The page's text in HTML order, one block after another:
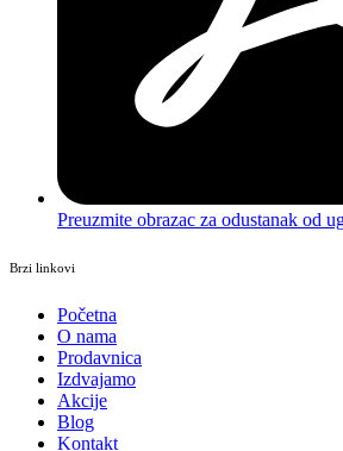
Preuzmite obrazac za odustanak od
Brzi linkovi
Početna
O nama
Prodavnica
Izdvajamo
Akcije
Blog
Kontakt